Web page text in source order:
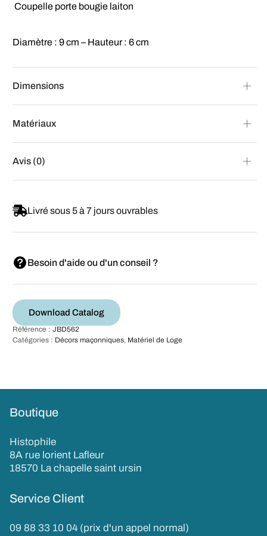
Coupelle porte bougie laiton
Diamètre : 9 cm – Hauteur : 6 cm
Dimensions
Matériaux
Avis (0)
Livré sous 5 à 7 jours ouvrables
Besoin d'aide ou d'un conseil ?
Download Catalog
Référence : JBD562
Catégories : Décors maçonniques, Matériel de Loge
Boutique
Histophile
8A rue lorient Lafleur
18570 La chapelle saint ursin
Service Client
09 88 33 10 04 (prix d'un appel normal)